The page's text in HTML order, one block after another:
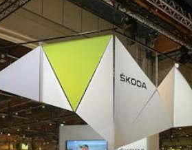
& UUTTA